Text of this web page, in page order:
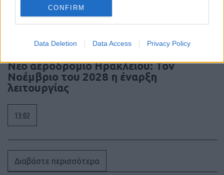
CONFIRM
Data Deletion Data Access Privacy Policy
13:13
Νέο αεροδρόμιο Ηρακλείου: Τον
Νοέμβριο του 2028 η έναρξη
λειτουργίας
13:02
Διαβάστε περισσότερα